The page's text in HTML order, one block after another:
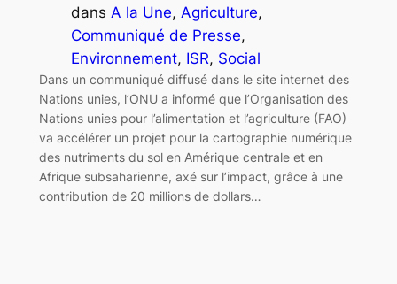
dans A la Une, Agriculture
Communiqué de Presse
Environnement, ISR, Social
Dans un communiqué diffusé dans le site internet des
Nations unies, l’ONU a informé que l’Organisation des
Nations unies pour l’alimentation et l’agriculture (FAO)
va accélérer un projet pour la cartographie numérique
des nutriments du sol en Amérique centrale et en
Afrique subsaharienne, axé sur l’impact, grâce à une
contribution de 20 millions de dollars…